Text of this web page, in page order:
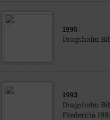
1995
Dragsholm
1993
Dragsholm
Fredericia